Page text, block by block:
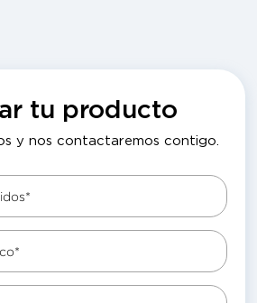
tu producto
y nos contactaremos contigo.